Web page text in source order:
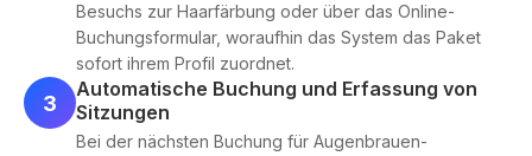
Besuchs zur Haarfärbung oder über das Online-
Buchungsformular, woraufhin das System das Paket
sofort ihrem Profil zuordnet.
3
Automatische Buchung und Erfassung von
Sitzungen
Bei der nächsten Buchung für Augenbrauen-